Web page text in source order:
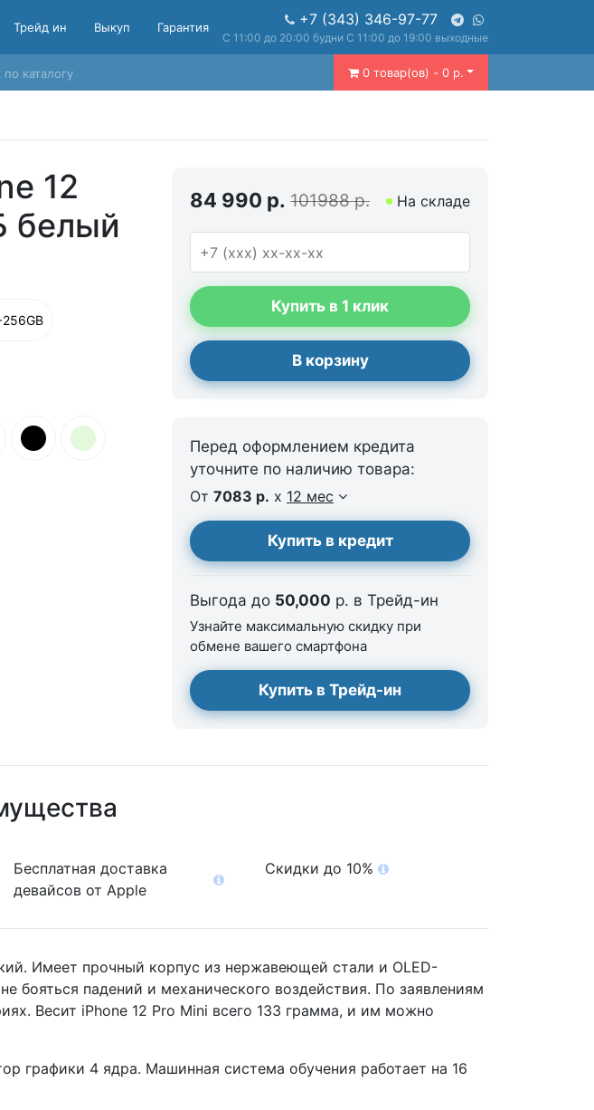
Трейд ин Выкуп Гарантия +7 (343) 346-97-77
С 11:00 до 20:00 будни С 11:00 до 19:00 выходные
0 товар(ов) - 0 р.
12
белый
84 990 р. 101988 р. На складе
Купить в 1 клик
В корзину
Перед оформлением кредита
уточните по наличию товара:
От 7083 р. x 12 мес
Купить в кредит
Выгода до 50,000 р. в Трейд-ин
Узнайте максимальную скидку при
обмене вашего смартфона
Купить в Трейд-ин
Бесплатная доставка
девайсов от Apple
Скидки до 10%
Имеет прочный корпус из нержавеющей стали и OLED-
бояться падений и механического воздействия. По заявлениям
Весит iPhone 12 Pro Mini всего 133 грамма, и им можно
графики 4 ядра. Машинная система обучения работает на 16